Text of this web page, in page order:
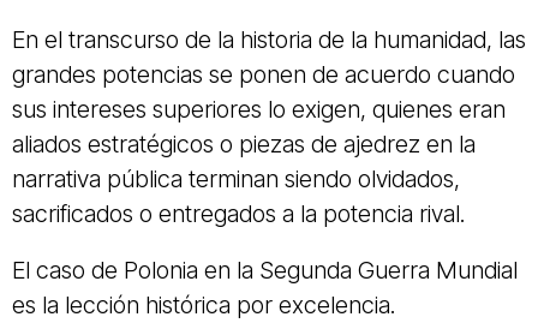
En el transcurso de la historia de la humanidad, las
grandes potencias se ponen de acuerdo cuando
sus intereses superiores lo exigen, quienes eran
aliados estratégicos o piezas de ajedrez en la
narrativa pública terminan siendo olvidados,
sacrificados o entregados a la potencia rival.
El caso de Polonia en la Segunda Guerra Mundial
es la lección histórica por excelencia.